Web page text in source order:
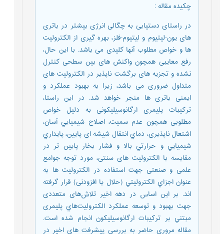
چکیده مقاله:
در راستای دستیابی به چگالی انرژی بیشتر در باتری
های یون-لیتیوم و لیتیوم-فلز، بهره گیری از الکترولیت
ها و خواص مطلوب آنها کلیدی می باشد. با این حال،
رفع معایبی همچون واکنش های بین سطحی کنترل
نشده و تجزیه های برگشت ناپذیر در الکترولیت های
متداول ضروری می باشد، زیرا به بهبود عملکرد و
ایمنی باتری ها منجر خواهد شد. در این راستا،
ترکیبات پلیمری ارگانوسیلیکونی به دليل خواص
مطلوبی همچون عدم سمیت، اصلاح شيميايي آسان،
اشتعال ناپذیری، دماي انتقال شيشه ای پايين، پايداري
شيميايي و حرارتي بالا و فشار بخار پایین تر در
مقایسه با الکترولیت های سنتی، مورد توجه جوامع
علمی و صنعتی جهت استفاده در الکترولیت ها به
عنوان اجزاي الکتروليتي (حلال یا افزودنی) قرار گرفته
اند. بر این اساس در دهه اخیر تلاش‌های متعددی
جهت بهبود و توسعه عملکرد الکتروليت‌هاي پليمری
مبتني بر ترکيبات ارگانوسيليکون انجام شده است.
مقاله مروری حاضر به بررسی پیشرفت های اخیر در